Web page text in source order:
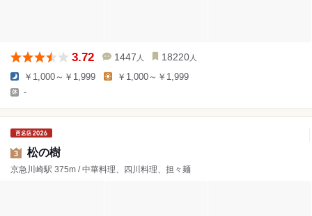
3.72 1447 人 18220 人
￥1,000～￥1,999 ￥1,000～￥1,999
-
3 松の樹
京急川崎駅 375m / 中華料理、四川料理、担々麺